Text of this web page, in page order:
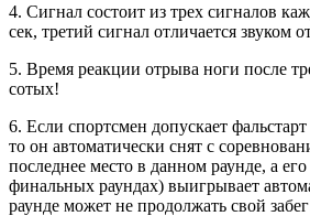
4. Сигнал состоит из трех сигналов
сек, третий сигнал отличается звуком
5. Время реакции отрыва ноги после
сотых!
6. Если спортсмен допускает
то он автоматически снят с
последнее место в данном раунде, а
финальных раундах) выигрывает
раунде может не продолжать свой